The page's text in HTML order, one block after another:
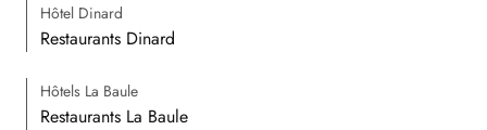
Hôtel Dinard
Restaurants Dinard
Hôtels La Baule
Restaurants La Baule